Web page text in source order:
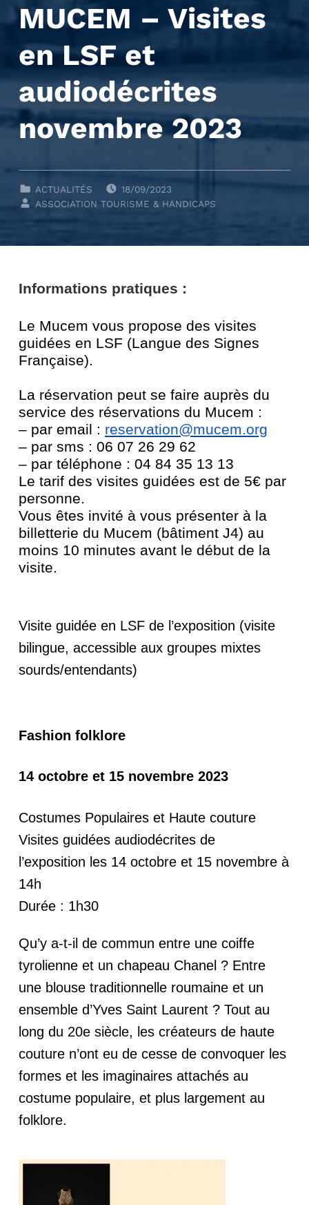
MUCEM – Visites
en LSF et
audiodécrites
novembre 2023
ACTUALITÉS 18/09/2023
WRITTEN BY:
ASSOCIATION TOURISME & HANDICAPS
Informations pratiques :
Le Mucem vous propose des visites
guidées en LSF (Langue des Signes
Française).
La réservation peut se faire auprès du
service des réservations du Mucem :
– par email : reservation@mucem.org
– par sms : 06 07 26 29 62
– par téléphone : 04 84 35 13 13
Le tarif des visites guidées est de 5€ par
personne.
Vous êtes invité à vous présenter à la
billetterie du Mucem (bâtiment J4) au
moins 10 minutes avant le début de la
visite.
Visite guidée en LSF de l’exposition (visite
bilingue, accessible aux groupes mixtes
sourds/entendants)
Fashion folklore
14 octobre et 15 novembre 2023
Costumes Populaires et Haute couture
Visites guidées audiodécrites de
l’exposition les 14 octobre et 15 novembre à
14h
Durée : 1h30
Qu’y a-t-il de commun entre une coiffe
tyrolienne et un chapeau Chanel ? Entre
une blouse traditionnelle roumaine et un
ensemble d’Yves Saint Laurent ? Tout au
long du 20e siècle, les créateurs de haute
couture n’ont eu de cesse de convoquer les
formes et les imaginaires attachés au
costume populaire, et plus largement au
folklore.